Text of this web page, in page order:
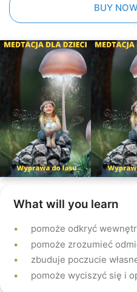
BUY
What will you learn
pomoże odkryć
pomoże zrozumieć
zbuduje poczucie
pomoże wyciszyć się i